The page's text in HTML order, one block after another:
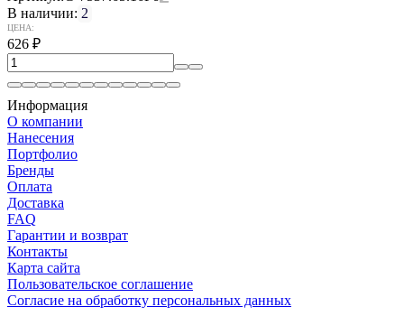
В наличии: 2
ЦЕНА:
626 ₽
Информация
О компании
Нанесения
Портфолио
Бренды
Оплата
Доставка
FAQ
Гарантии и возврат
Контакты
Карта сайта
Пользовательское соглашение
Согласие на обработку персональных данных